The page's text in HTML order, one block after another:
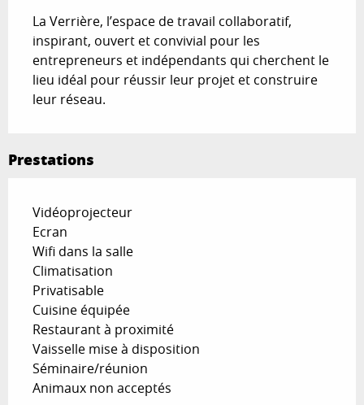
La Verrière, l’espace de travail collaboratif,
inspirant, ouvert et convivial pour les
entrepreneurs et indépendants qui cherchent le
lieu idéal pour réussir leur projet et construire
leur réseau.
Prestations
Vidéoprojecteur
Ecran
Wifi dans la salle
Climatisation
Privatisable
Cuisine équipée
Restaurant à proximité
Vaisselle mise à disposition
Séminaire/réunion
Animaux non acceptés